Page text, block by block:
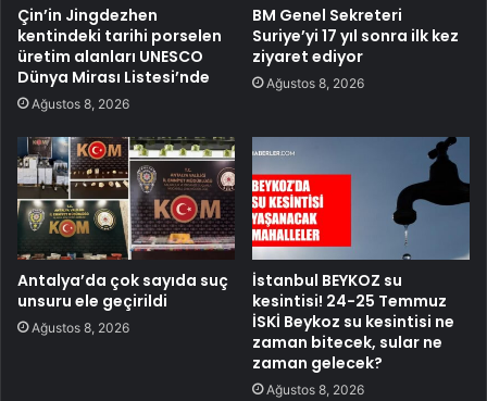
Çin’in Jingdezhen
kentindeki tarihi porselen
üretim alanları UNESCO
Dünya Mirası Listesi’nde
Ağustos 8, 2026
BM Genel Sekreteri
Suriye’yi 17 yıl sonra ilk kez
ziyaret ediyor
Ağustos 8, 2026
Antalya’da çok sayıda suç
unsuru ele geçirildi
Ağustos 8, 2026
İstanbul BEYKOZ su
kesintisi! 24-25 Temmuz
İSKİ Beykoz su kesintisi ne
zaman bitecek, sular ne
zaman gelecek?
Ağustos 8, 2026